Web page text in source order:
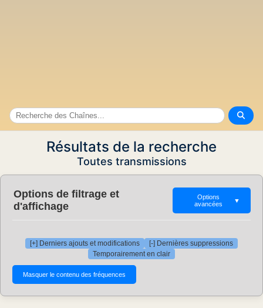
Résultats de la recherche
Toutes transmissions
Options de filtrage et
d'affichage
Options
avancées
▼
[+] Derniers ajouts et modifications
[-] Dernières suppressions
Temporairement en clair